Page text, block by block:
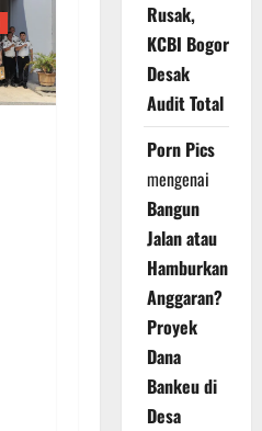
Rusak,
KCBI Bogor
Desak
Audit Total
Porn Pics
mengenai
Bangun
Jalan atau
Hamburkan
Anggaran?
Proyek
Dana
Bankeu di
Desa